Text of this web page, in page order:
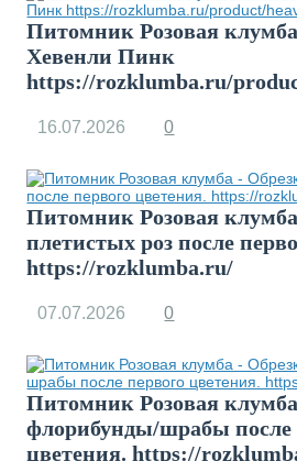
Питомник Розовая
Хевенли Пинк
https://rozklumba.ru/
16.07.2026 0
Питомник Розовая
плетистых роз после
https://rozklumba.ru/
07.07.2026 0
Питомник Розовая
флорибунды/шрабы после
цветения. https://